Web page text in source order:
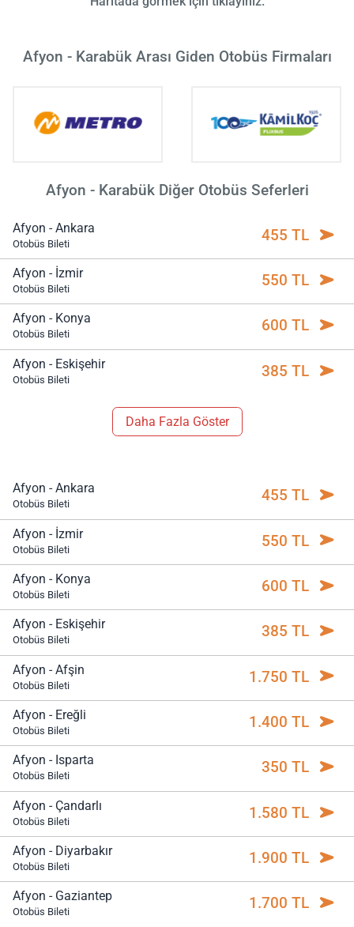
Afyon - Karabük Arası Giden Otobüs Firmaları
Afyon - Karabük Diğer Otobüs Seferleri
Afyon - Ankara
Otobüs Bileti 455 TL
Afyon - İzmir
Otobüs Bileti 550 TL
Afyon - Konya
Otobüs Bileti 600 TL
Afyon - Eskişehir
Otobüs Bileti 385 TL
Daha Fazla Göster
Afyon - Ankara
Otobüs Bileti 455 TL
Afyon - İzmir
Otobüs Bileti 550 TL
Afyon - Konya
Otobüs Bileti 600 TL
Afyon - Eskişehir
Otobüs Bileti 385 TL
Afyon - Afşin
Otobüs Bileti 1.750 TL
Afyon - Ereğli
Otobüs Bileti 1.400 TL
Afyon - Isparta
Otobüs Bileti 350 TL
Afyon - Çandarlı
Otobüs Bileti 1.580 TL
Afyon - Diyarbakır
Otobüs Bileti 1.900 TL
Afyon - Gaziantep
Otobüs Bileti 1.700 TL